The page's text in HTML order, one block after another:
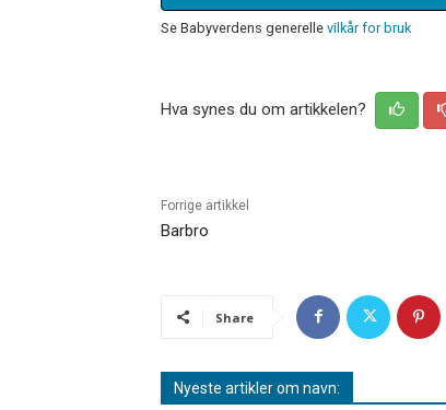
Se Babyverdens generelle vilkår for bruk
Hva synes du om artikkelen?
Forrige artikkel
Barbro
Share
Nyeste artikler om navn: